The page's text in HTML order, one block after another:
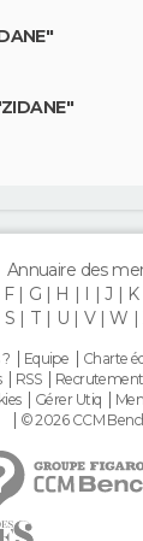
Annuaire des
F G H I J K
S
T U V W
Equipe Charte
RSS Recrutement
Gérer Utiq
© 2026 CCM